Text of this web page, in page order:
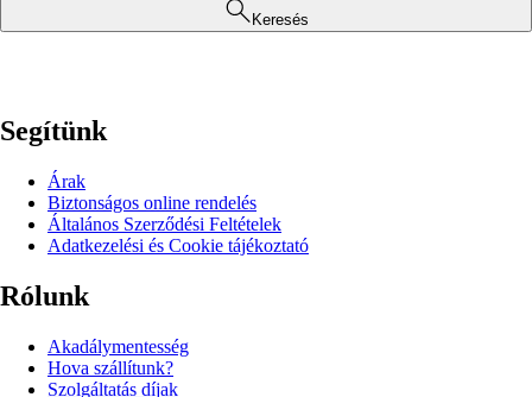
Keresés
Segítünk
Árak
Biztonságos online rendelés
Általános Szerződési Feltételek
Adatkezelési és Cookie tájékoztató
Rólunk
Akadálymentesség
Hova szállítunk?
Szolgáltatás díjak